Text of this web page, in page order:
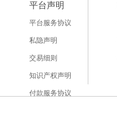
平台声明
平台服务协议
私隐声明
交易细则
知识产权声明
付款服务协议